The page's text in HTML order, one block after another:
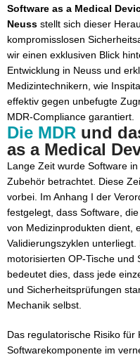
bei IT-Audits und
Fazit:
Souveränität mit
Software as a Medical
Neuss stellt sich dieser
kompromisslosen
wir einen exklusiven Blick
Entwicklung in Neuss und
Medizintechnikern, wie
effektiv gegen unbefugte
MDR-Compliance garantiert.
Die MDR und
as a Medical
Lange Zeit wurde Software
Zubehör betrachtet. Diese
vorbei. Im Anhang I der
festgelegt, dass Software,
von Medizinprodukten dient,
Validierungszyklen
motorisierten OP-Tische und
bedeutet dies, dass jede
und Sicherheitsprüfungen
Mechanik selbst.
Das regulatorische Risiko für
Softwarekomponente im